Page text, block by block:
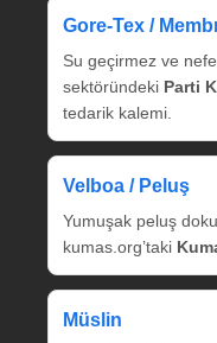
Gore‑Tex /
Su geçirmez ve
sektöründeki Parti
tedarik kalemi.
Velboa / Peluş
Yumuşak peluş
kumas.org’taki
Müslin